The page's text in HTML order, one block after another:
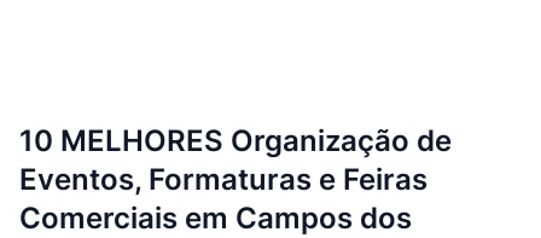
10 MELHORES Organização de
Eventos, Formaturas e Feiras
Comerciais em Campos dos